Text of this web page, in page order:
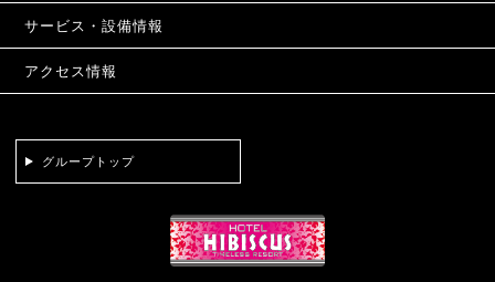
サービス・設備情報
アクセス情報
グループトップ